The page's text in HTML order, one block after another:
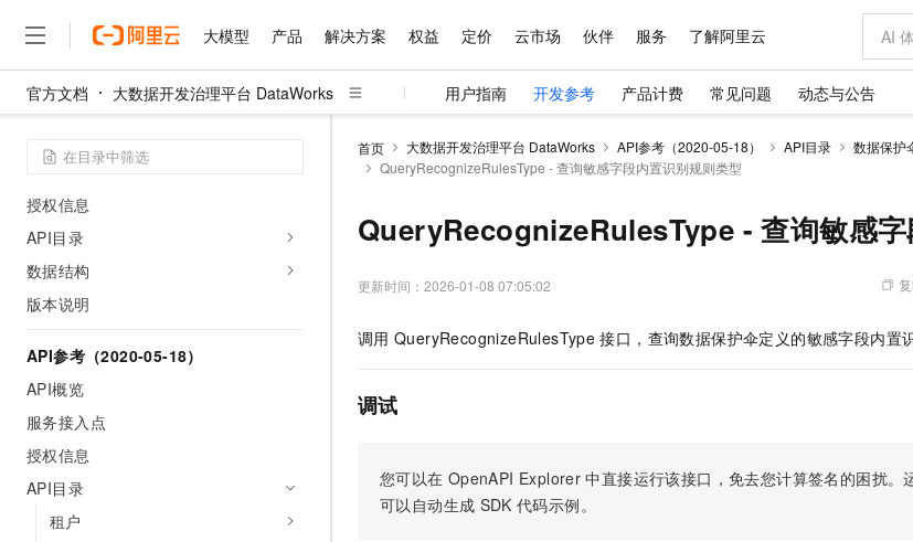
大模型 产品 解决方案 权益 定价 云市场 伙伴 服务 了解阿里云
官方文档 大数据开发治理平台 DataWorks 用户指南 开发参考 产品计费 常见问题 动态与公告
使用OpenAPI
CLI集成示例
API参考（2024-05-18）
服务接入点
授权信息
API目录
数据结构
版本说明
API参考（2020-05-18）
API概览
服务接入点
授权信息
API目录
租户
首页 大数据开发治理平台 DataWorks API参考（2020-05-18） API目录
数据保护
QueryRecognizeRulesType - 查询敏感字段内置识别规则类型
QueryRecognizeRulesType - 查询敏感
更新时间： 2026-01-08 07:05:02
调用 QueryRecognizeRulesType 接口，查询数据保护伞定义的敏感字段内置
调试
您可以在 OpenAPI Explorer 中直接运行该接口，免去您计算签名的困扰
可以自动生成 SDK 代码示例。
大模型
千问AI平台
大模型
文本生成
Qwen3.8-Max HOT
Qwen3.7-Plus
Qwen3-VL-Plus
视觉 Coding、空间感知、多模态思考等全面升级
Kimi-K3 NEW
GLM-5.2
产品
精选产品
人工智能与机器学习
容器
存储
安全
精选产品
大模型服务平台百炼 大模型
千问大模型 大模型
随时随地安全接入的云上超级电脑
面向分析的企业级SaaS模式云数据仓库
域名与网站
对象存储 OSS
一站式AI开发、训练和推理服务
提供一站式管理容器应用的 K8s 服务
解决方案
精选解决方案
AI
大数据
现代化应用
安全
网络
精选解决方案
睿译宝，AI翻译排版一步到位 NEW
GLM-5.2：长任务时代开源旗舰模型
自主进化，持久记忆，越用越聪明
即刻拥有 DeepSeek-V4-Pro
从聊天伙伴进化为能主动干活的本地数字员工
权益 普惠上云
普惠上云 官方力荐
官方推荐返现计划
高校专属算力普惠，学生认证享300元代金券
免费试用
最高领取价值200元试用点，立即开启云上创新
AI 产品 免费试用
AI 特惠
智启 AI 普惠权益
阿里云 OPC 创新助力计划
Qwen3.8-Max 首发尝鲜，限时加量 10 倍，夜间
送.CN域名，送备案服务码
定价 产品定价
了解云产品的定价详情
云上成本管理
价格计算器
自助选配和估算价格
价格优势
云市场 精选商城
网站建设
Salesforce 国际版订阅
友盟天域
观测云
蓝凌 OA
数据与 API
数据集
身份实名认证
OCR 文字识别
伙伴 成为销售伙伴
分销伙伴
AI 大模型销售与服务生态合作计划
成为产品伙伴
产品生态集成认证中心
产品生态伙伴工作台
服务 售前咨询
在线服务
售后服务
自助服务
短信专区
企业增值服务
企业支持计划
企业增值服务台
了解阿里云 为什么选择阿里云
什么是云计算
安全合规
分析师报告
AI 算法大赛
云开发大赛
最佳实践
云上春晚
云栖战略参考
看见新力量